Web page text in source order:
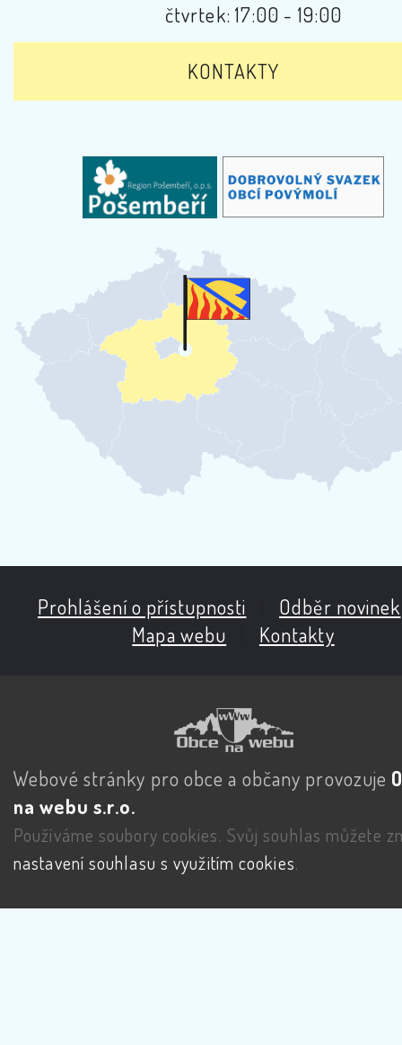
čtvrtek: 17:00 - 19:00
KONTAKTY
Prohlášení o přístupnosti Odběr novinek
Mapa webu
Kontakty
Webové stránky pro obce a občany provozuje
na webu s.r.o.
Používáme soubory cookies. Svůj souhlas můžete
nastavení souhlasu s využitím cookies.